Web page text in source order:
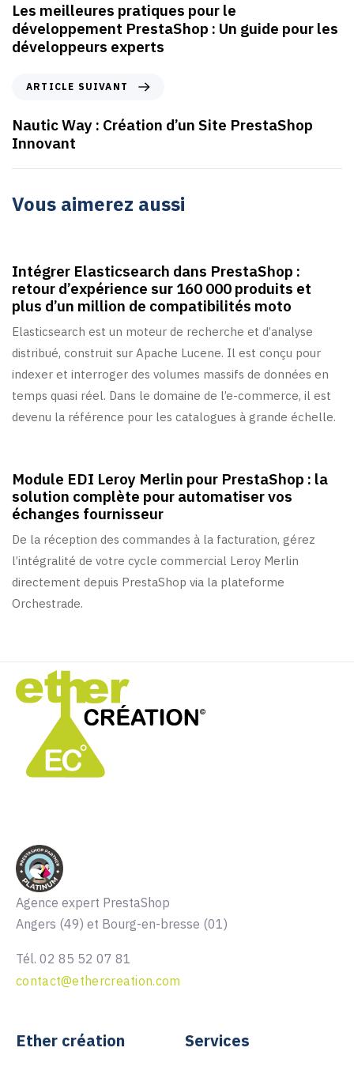
Les meilleures pratiques pour le
développement PrestaShop : Un guide pour les
développeurs experts
ARTICLE SUIVANT
Nautic Way : Création d’un Site PrestaShop
Innovant
Vous aimerez aussi
Intégrer Elasticsearch dans PrestaShop :
retour d’expérience sur 160 000 produits et
plus d’un million de compatibilités moto
Elasticsearch est un moteur de recherche et d’analyse
distribué, construit sur Apache Lucene. Il est conçu pour
indexer et interroger des volumes massifs de données en
temps quasi réel. Dans le domaine de l’e-commerce, il est
devenu la référence pour les catalogues à grande échelle.
Module EDI Leroy Merlin pour PrestaShop : la
solution complète pour automatiser vos
échanges fournisseur
De la réception des commandes à la facturation, gérez
l’intégralité de votre cycle commercial Leroy Merlin
directement depuis PrestaShop via la plateforme
Orchestrade.
Agence expert PrestaShop
Angers (49) et Bourg-en-bresse (01)
Tél. 02 85 52 07 81
contact@ethercreation.com
Ether création Services